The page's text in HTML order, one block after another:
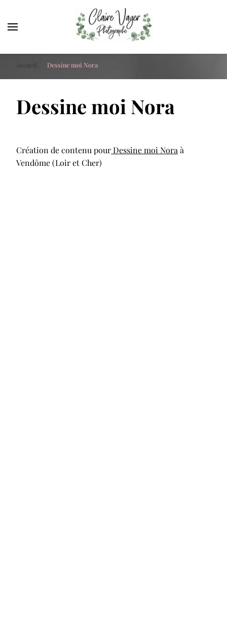
Claire Vayer Photographe
Votre photographe à Blois, Orléans et Tours
Accueil Dessine moi Nora
Dessine moi Nora
Création de contenu pourDessine moi Nora à
Vendôme (Loir et Cher)